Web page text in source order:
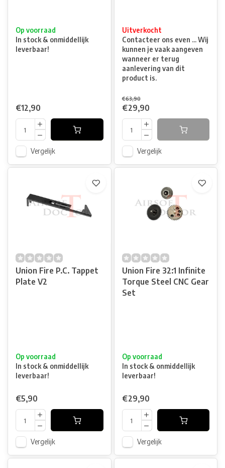
Op voorraad
In stock & onmiddellijk
leverbaar!
€12,90
Vergelijk
Uitverkocht
Contacteer ons even ... Wij
kunnen je vaak aangeven
wanneer er terug
aanlevering van dit
product is.
€63,90
€29,90
Vergelijk
Union Fire P.C. Tappet
Plate V2
Op voorraad
In stock & onmiddellijk
leverbaar!
€5,90
Vergelijk
Union Fire 32:1 Infinite
Torque Steel CNC Gear
Set
Op voorraad
In stock & onmiddellijk
leverbaar!
€29,90
Vergelijk